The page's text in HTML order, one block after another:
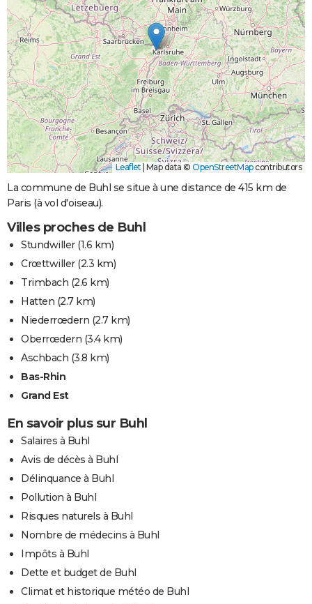
Leaflet Map data © OpenStreetMapcontributors
La commune de Buhl se situe à une distance de 415 km de
Paris (à vol d'oiseau).
Villes proches de Buhl
Stundwiller(1.6 km)
Crœttwiller(2.3 km)
Trimbach (2.6 km)
Hatten (2.7 km)
Niederrœdern (2.7 km)
Oberrœdern (3.4 km)
Aschbach (3.8 km)
Bas-Rhin
Grand Est
En savoir plus sur Buhl
Salaires à Buhl
Avis de décès à Buhl
Délinquance à Buhl
Pollution à Buhl
Risques naturels à Buhl
Nombre de médecins à Buhl
Impôts à Buhl
Dette et budget de Buhl
Climat et historique météo de Buhl